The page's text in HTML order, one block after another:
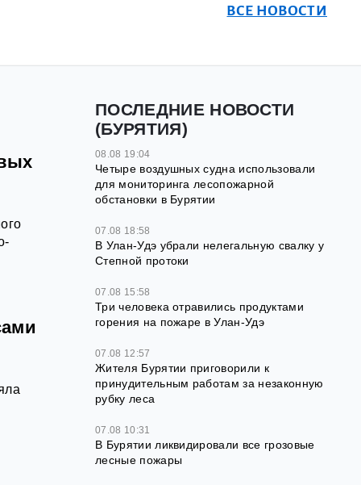
ВСЕ НОВОСТИ
ПОСЛЕДНИЕ НОВОСТИ
(БУРЯТИЯ)
08.08 19:04
Четыре воздушных судна использовали
для мониторинга лесопожарной
обстановки в Бурятии
07.08 18:58
В Улан-Удэ убрали нелегальную свалку у
Степной протоки
07.08 15:58
Три человека отравились продуктами
горения на пожаре в Улан-Удэ
07.08 12:57
Жителя Бурятии приговорили к
принудительным работам за незаконную
рубку леса
07.08 10:31
В Бурятии ликвидировали все грозовые
лесные пожары